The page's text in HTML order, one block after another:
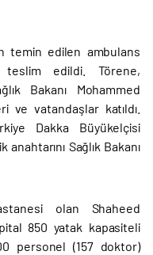
temin edilen ambulans
edildi. Törene,
Bakanı Mohammed
ve vatandaşlar katıldı.
Dakka Büyükelçisi
Sağlık Bakanı
olan Shaheed
850 yatak kapasiteli
personel (157 doktor)